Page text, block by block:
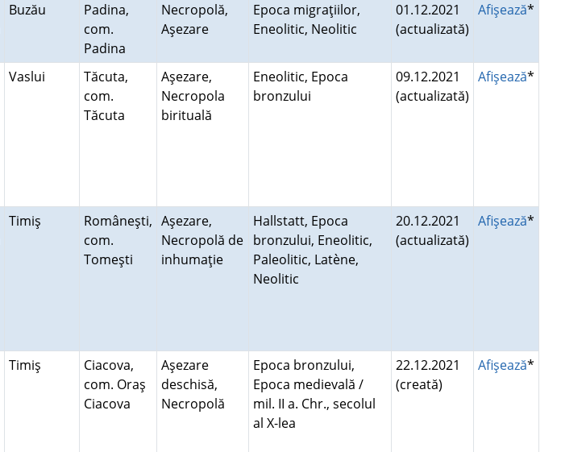
Buzău
Padina,
com.
Padina
Necropolă,
Aşezare
Epoca migraţiilor,
Eneolitic, Neolitic
01.12.2021
(actualizată)
Afişează*
Vaslui
Tăcuta,
com.
Tăcuta
Aşezare,
Necropola
birituală
Eneolitic, Epoca
bronzului
09.12.2021
(actualizată)
Afişează*
Timiş
Româneşti,
com.
Tomeşti
Aşezare,
Necropolă de
inhumaţie
Hallstatt, Epoca
bronzului, Eneolitic,
Paleolitic, Latène,
Neolitic
20.12.2021
(actualizată)
Afişează*
Timiş
Ciacova,
com. Oraş
Ciacova
Aşezare
deschisă,
Necropolă
Epoca bronzului,
Epoca medievală /
mil. II a. Chr., secolul
al X-lea
22.12.2021
(creată)
Afişează*